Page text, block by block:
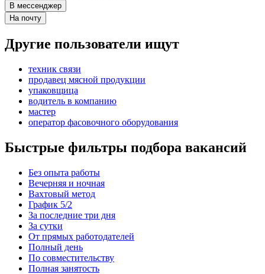
В мессенджер
На почту
Другие пользователи ищут
техник связи
продавец мясной продукции
упаковщица
водитель в компанию
мастер
оператор фасовочного оборудования
Быстрые фильтры подбора вакансий
Без опыта работы
Вечерняя и ночная
Вахтовый метод
График 5/2
За последние три дня
За сутки
От прямых работодателей
Полный день
По совместительству
Полная занятость